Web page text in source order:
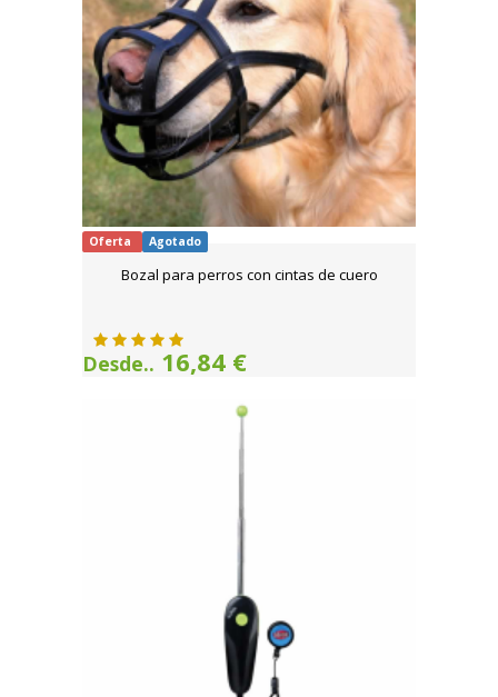
Oferta Agotado
Bozal para perros con cintas de cuero
Desde.. 16,84 €